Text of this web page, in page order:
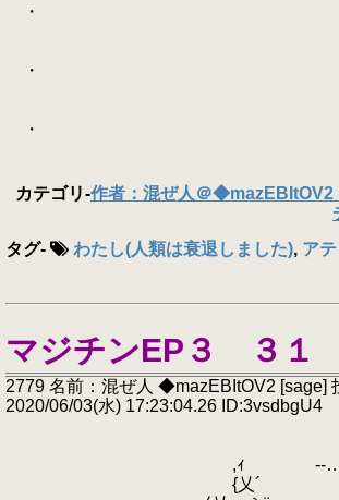
・
・
・
カテゴリ-作者：混ぜ人＠
タグ- わたし(人類は衰退しました), ア
マジチンEP３ ３１
2779 名前：混ぜ人 ◆mazEBItOV2 [sage]
2020/06/03(水) 17:23:04.26 ID:3vsdbgU4
,ｨ -‐…‐-ミ
{乂´ ｀ヽ